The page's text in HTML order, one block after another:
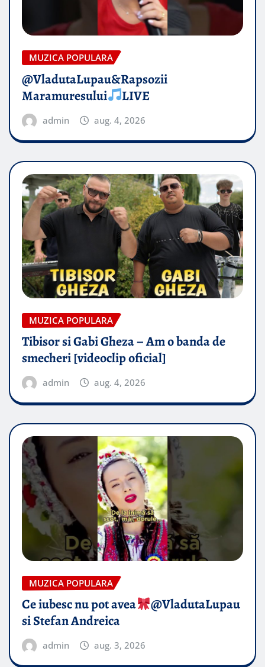
MUZICA POPULARA
@VladutaLupau&Rapsozii
Maramuresului
LIVE
admin aug. 4, 2026
MUZICA POPULARA
Tibisor si Gabi Gheza – Am o banda de
smecheri [videoclip oficial]
admin aug. 4, 2026
MUZICA POPULARA
Ce iubesc nu pot avea
​@VladutaLupau
si Stefan Andreica
admin aug. 3, 2026